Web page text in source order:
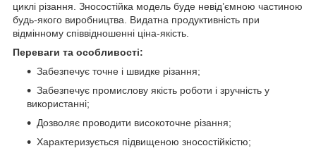
циклі різання. Зносостійка модель буде невід’ємною частиною
будь-якого виробництва. Видатна продуктивність при
відмінному співвідношенні ціна-якість.
Переваги та особливості:
Забезпечує точне і швидке різання;
Забезпечує промислову якість роботи і зручність у
використанні;
Дозволяє проводити високоточне різання;
Характеризується підвищеною зносостійкістю;